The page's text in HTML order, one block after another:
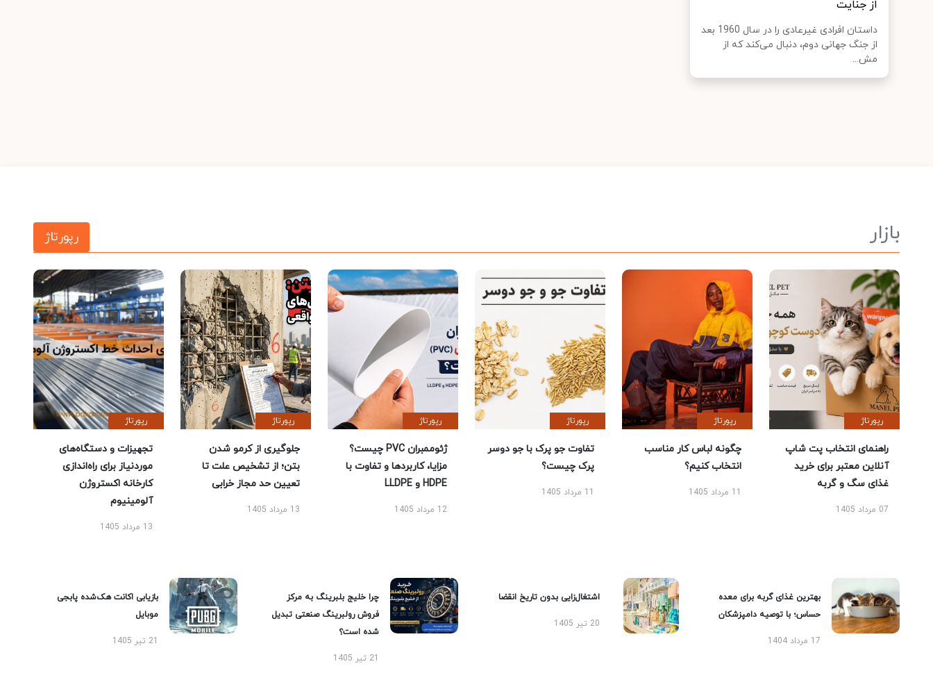
از جنایت
داستان افرادی غیرعادی را در سال 1960 بعد
از جنگ جهانی دوم، دنبال می‌کند که از
مش...
بازار رپورتاژ
رپورتاژ
راهنمای انتخاب پت شاپ
آنلاین معتبر برای خرید
غذای سگ و گربه
07 مرداد 1405
رپورتاژ
چگونه لباس کار مناسب
انتخاب کنیم؟
11 مرداد 1405
رپورتاژ
تفاوت جو پرک با جو دوسر
پرک چیست؟
11 مرداد 1405
رپورتاژ
ژئوممبران PVC چیست؟
مزایا، کاربردها و تفاوت با
HDPE و LLDPE
12 مرداد 1405
رپورتاژ
جلوگیری از کرمو شدن
بتن؛ از تشخیص علت تا
تعیین حد مجاز خرابی
13 مرداد 1405
رپورتاژ
تجهیزات و دستگاه‌های
موردنیاز برای راه‌اندازی
کارخانه اکستروژن
آلومینیوم
13 مرداد 1405
بهترین غذای گربه برای معده
حساس؛ با توصیه دامپزشکان
17 مرداد 1404
اشتغال‌زایی بدون تاریخ انقضا
20 تیر 1405
چرا خلیج بلبرینگ به مرکز
فروش رولبرینگ صنعتی تبدیل
شده است؟
21 تیر 1405
بازیابی اکانت هک‌شده پابجی
موبایل
21 تیر 1405